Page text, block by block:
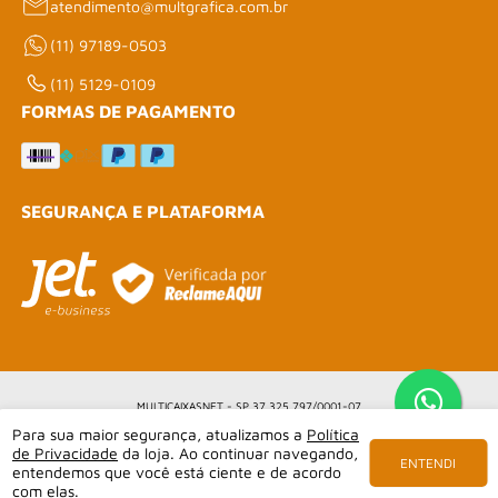
Para sua maior segurança, atualizamos a Política
de Privacidade da loja. Ao continuar navegando,
entendemos que você está ciente e de acordo
com elas.
ENTENDI
atendimento@multgrafica.com.br
(11) 97189-0503
(11) 5129-0109
FORMAS DE PAGAMENTO
SEGURANÇA E PLATAFORMA
MULTICAIXASNET - SP 37.325.797/0001-07